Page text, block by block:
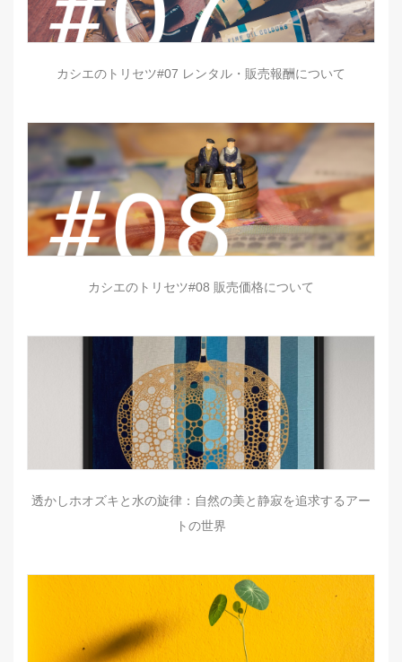
カシエのトリセツ#07 レンタル・販売報酬について
カシエのトリセツ#08 販売価格について
透かしホオズキと水の旋律：自然の美と静寂を追求するアー
トの世界